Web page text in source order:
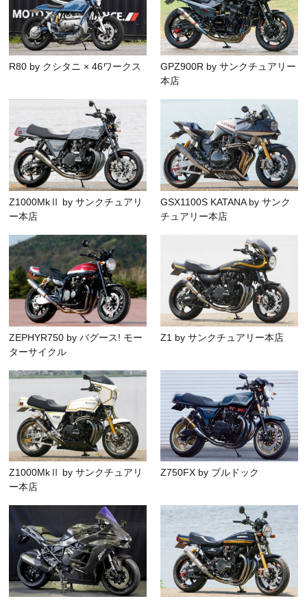
R80 by クシタニ × 46ワークス
GPZ900R by サンクチュアリー
本店
Z1000MkⅡ by サンクチュアリ
ー本店
GSX1100S KATANA by サンク
チュアリー本店
ZEPHYR750 by バグース! モー
ターサイクル
Z1 by サンクチュアリー本店
Z1000MkⅡ by サンクチュアリ
ー本店
Z750FX by ブルドック